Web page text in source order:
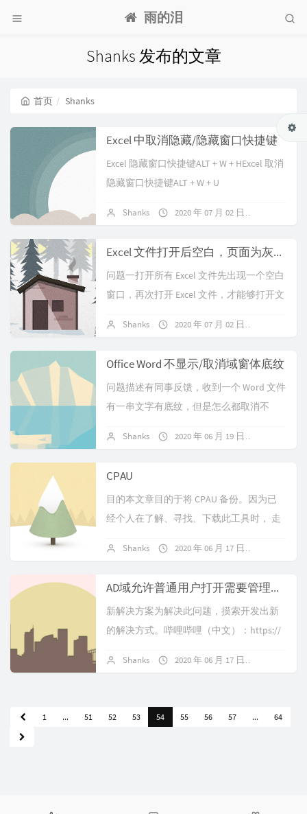
雨的泪
Shanks 发布的文章
首页 Shanks
Excel 中取消隐藏/隐藏窗口快捷键
Excel 隐藏窗口快捷键ALT + W + HExcel 取消
隐藏窗口快捷键ALT + W + U
Shanks 2020 年 07 月 02 日
Excel 文件打开后空白，页面为灰色问题
问题一打开所有 Excel 文件先出现一个空白
窗口，再次打开 Excel 文件，才能够打开文
选"忽略使用动态数据交换...
Shanks 2020 年 07 月 02 日
Office Word 不显示/取消域窗体底纹
问题描述有同事反馈，收到一个 Word 文件
有一串文字有底纹，但是怎么都取消不
字型窗体域也属于域窗体的一种，但是...
Shanks 2020 年 06 月 19 日
CPAU
目的本文章目的于将 CPAU 备份。因为已
经个人在了解、寻找、下载此工具时， 走
freetools/...
Shanks 2020 年 06 月 17 日
AD域允许普通用户打开需要管理员权限的软件
新解决方案为解决此问题，摸索开发出新
的解决方式。哔哩哔哩（中文）：https://
Shanks 2020 年 06 月 17 日
1 ... 51 52 53 54 55 56 57 ... 64